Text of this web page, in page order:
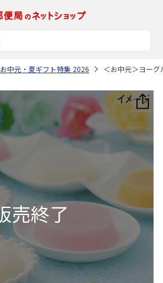
お中元・夏ギフト特集 2026 ＜お中元＞ヨーグ